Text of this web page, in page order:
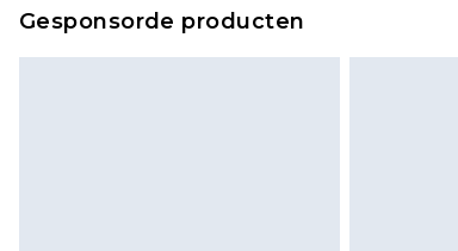
Gesponsorde producten